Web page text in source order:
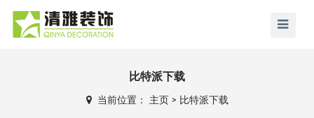
比特派下载
当前位置： 主页 > 比特派下载